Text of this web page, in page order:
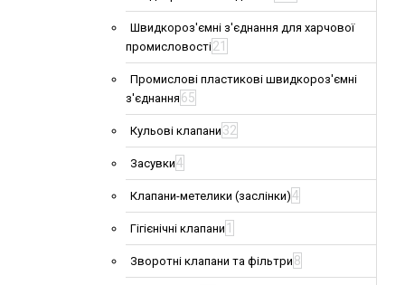
Швидкороз'ємні з'єднання для харчової
промисловості21
Промислові пластикові швидкороз'ємні
з'єднання 65
Кульові клапани 32
Засувки4
Клапани-метелики (заслінки)4
Гігієнічні клапани 1
Зворотні клапани та фільтри 8